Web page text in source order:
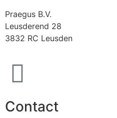
Praegus B.V.
Leusderend 28
3832 RC Leusden
Contact